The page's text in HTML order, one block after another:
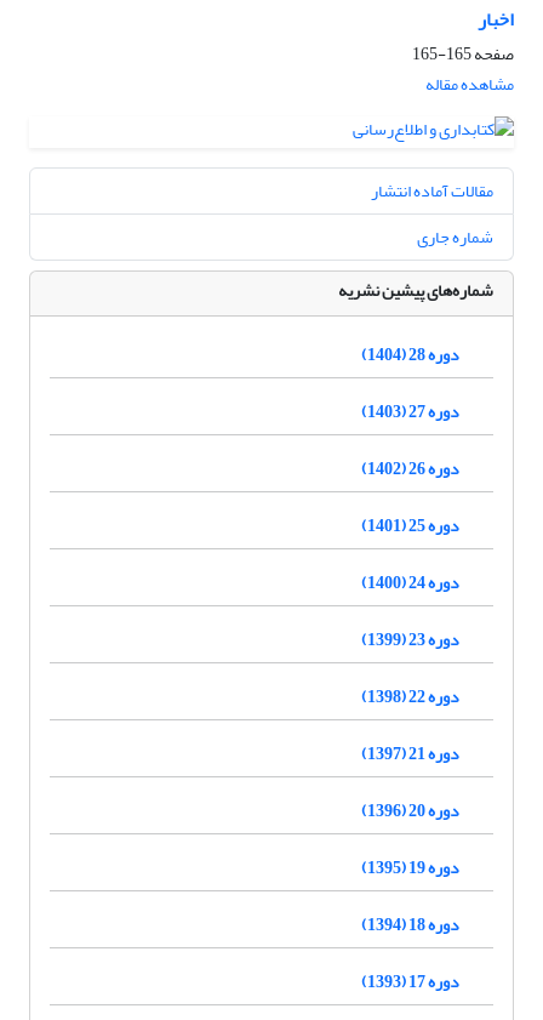
اخبار
صفحه165-165
مشاهده مقاله
مقالات آماده انتشار
شماره جاری
شماره‌های پیشین نشریه
دوره 28 (1404)
دوره 27 (1403)
دوره 26 (1402)
دوره 25 (1401)
دوره 24 (1400)
دوره 23 (1399)
دوره 22 (1398)
دوره 21 (1397)
دوره 20 (1396)
دوره 19 (1395)
دوره 18 (1394)
دوره 17 (1393)